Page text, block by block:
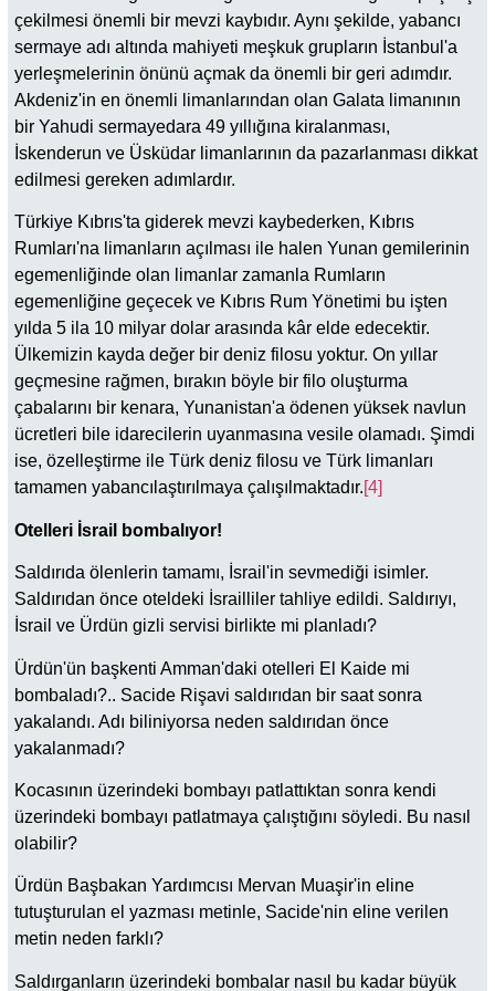
çekilmesi önemli bir mevzi kaybıdır. Aynı şekilde, yabancı
sermaye adı altında mahiyeti meşkuk grupların İstanbul'a
yerleşmelerinin önünü açmak da önemli bir geri adımdır.
Akdeniz'in en önemli limanlarından olan Galata limanının
bir Yahudi sermayedara 49 yıllığına kiralanması,
İskenderun ve Üsküdar limanlarının da pazarlanması dikkat
edilmesi gereken adımlardır.
Türkiye Kıbrıs'ta giderek mevzi kaybederken, Kıbrıs
Rumları'na limanların açılması ile halen Yunan gemilerinin
egemenliğinde olan limanlar zamanla Rumların
egemenliğine geçecek ve Kıbrıs Rum Yönetimi bu işten
yılda 5 ila 10 milyar dolar arasında kâr elde edecektir.
Ülkemizin kayda değer bir deniz filosu yoktur. On yıllar
geçmesine rağmen, bırakın böyle bir filo oluşturma
çabalarını bir kenara, Yunanistan'a ödenen yüksek navlun
ücretleri bile idarecilerin uyanmasına vesile olamadı. Şimdi
ise, özelleştirme ile Türk deniz filosu ve Türk limanları
tamamen yabancılaştırılmaya çalışılmaktadır.[4]
Otelleri İsrail bombalıyor!
Saldırıda ölenlerin tamamı, İsrail'in sevmediği isimler.
Saldırıdan önce oteldeki İsrailliler tahliye edildi. Saldırıyı,
İsrail ve Ürdün gizli servisi birlikte mi planladı?
Ürdün'ün başkenti Amman'daki otelleri El Kaide mi
bombaladı?.. Sacide Rişavi saldırıdan bir saat sonra
yakalandı. Adı biliniyorsa neden saldırıdan önce
yakalanmadı?
Kocasının üzerindeki bombayı patlattıktan sonra kendi
üzerindeki bombayı patlatmaya çalıştığını söyledi. Bu nasıl
olabilir?
Ürdün Başbakan Yardımcısı Mervan Muaşir'in eline
tutuşturulan el yazması metinle, Sacide'nin eline verilen
metin neden farklı?
Saldırganların üzerindeki bombalar nasıl bu kadar büyük